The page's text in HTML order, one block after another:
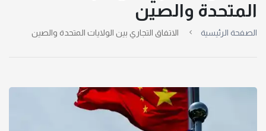
المتحدة والصين
الصفحة الرئيسية الاتفاق التجاري بين الولايات المتحدة والصين